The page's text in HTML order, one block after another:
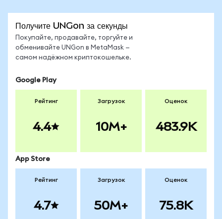
Получите UNGon за секунды
Покупайте, продавайте, торгуйте и
обменивайте UNGon в MetaMask —
самом надёжном криптокошельке.
Google Play
Рейтинг
4.4
Загрузок
10M+
Оценок
483.9K
App Store
Рейтинг
4.7
Загрузок
50M+
Оценок
75.8K